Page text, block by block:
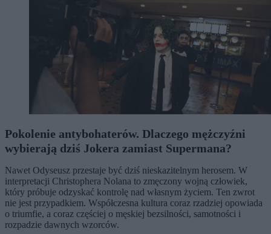
Pokolenie antybohaterów. Dlaczego mężczyźni
wybierają dziś Jokera zamiast Supermana?
Nawet Odyseusz przestaje być dziś nieskazitelnym herosem. W
interpretacji Christophera Nolana to zmęczony wojną człowiek,
który próbuje odzyskać kontrolę nad własnym życiem. Ten zwrot
nie jest przypadkiem. Współczesna kultura coraz rzadziej opowiada
o triumfie, a coraz częściej o męskiej bezsilności, samotności i
rozpadzie dawnych wzorców.